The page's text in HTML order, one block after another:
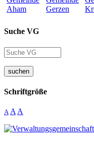
Suche VG
suchen
Schriftgröße
A A A